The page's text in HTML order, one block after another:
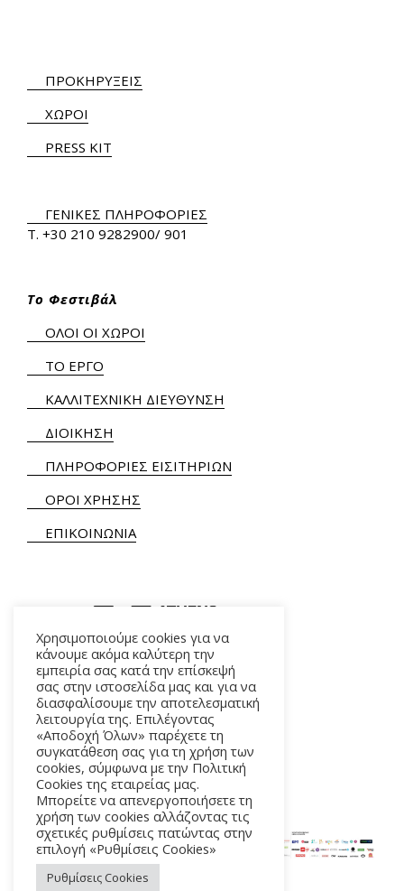
ΠΡΟΚΗΡΥΞΕΙΣ
ΧΩΡΟΙ
PRESS KIT
ΓΕΝΙΚΕΣ ΠΛΗΡΟΦΟΡΙΕΣ
Τ. +30 210 9282900/ 901
Το Φεστιβάλ
ΟΛΟΙ ΟΙ ΧΩΡΟΙ
ΤΟ ΕΡΓΟ
ΚΑΛΛΙΤΕΧΝΙΚΗ ΔΙΕΥΘΥΝΣΗ
ΔΙΟΙΚΗΣΗ
ΠΛΗΡΟΦΟΡΙΕΣ ΕΙΣΙΤΗΡΙΩΝ
ΟΡΟΙ ΧΡΗΣΗΣ
ΕΠΙΚΟΙΝΩΝΙΑ
ΑΛΚΜΗΝΗΣ 5 – 118 54 ΑΘΗΝΑ
Χρησιμοποιούμε cookies για να
κάνουμε ακόμα καλύτερη την
εμπειρία σας κατά την επίσκεψή
σας στην ιστοσελίδα μας και για να
διασφαλίσουμε την αποτελεσματική
λειτουργία της. Επιλέγοντας
«Αποδοχή Όλων» παρέχετε τη
συγκατάθεση σας για τη χρήση των
cookies, σύμφωνα με την Πολιτική
Cookies της εταιρείας μας.
Μπορείτε να απενεργοποιήσετε τη
χρήση των cookies αλλάζοντας τις
σχετικές ρυθμίσεις πατώντας στην
επιλογή «Ρυθμίσεις Cookies»
Ρυθμίσεις Cookies